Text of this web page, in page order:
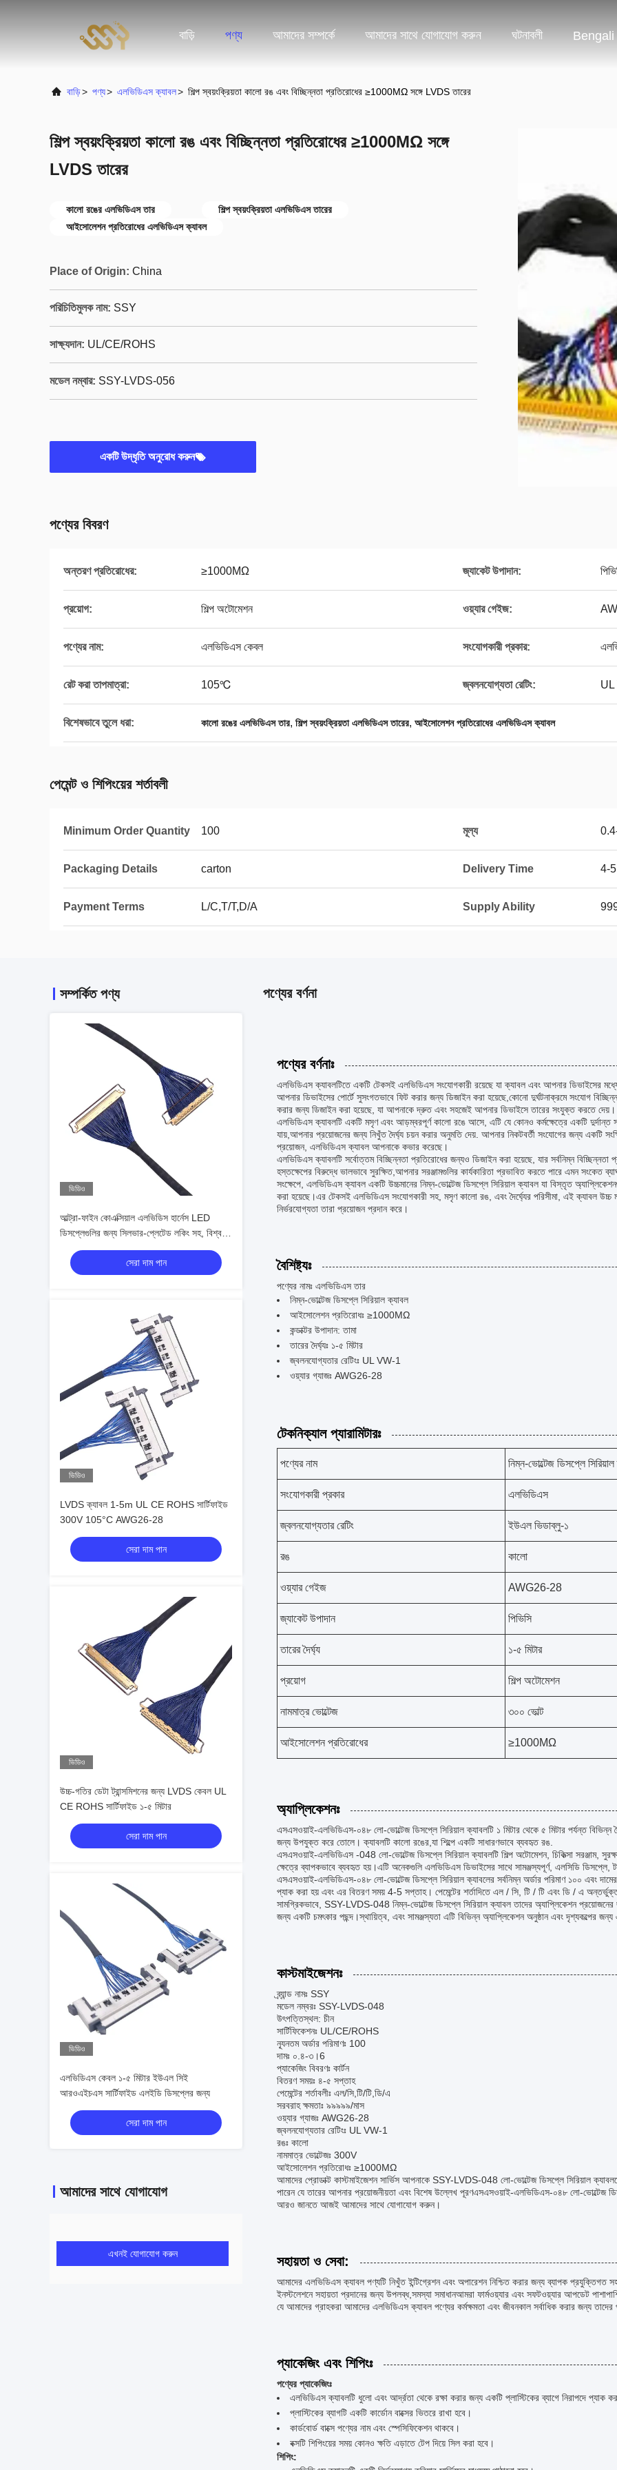
বাড়ি পণ্য আমাদের সম্পর্কে আমাদের সাথে যোগাযোগ করুন ঘটনাবলী Bengali
বাড়ি> পণ্য> এলভিডিএস ক্যাবল> শিল্প স্বয়ংক্রিয়তা কালো রঙ এবং বিচ্ছিন্নতা প্রতিরোধের ≥1000MΩ সঙ্গে LVDS তারের
শিল্প স্বয়ংক্রিয়তা কালো রঙ এবং বিচ্ছিন্নতা প্রতিরোধের ≥1000MΩ সঙ্গে
LVDS তারের
কালো রঙের এলভিডিএস তার
শিল্প স্বয়ংক্রিয়তা এলভিডিএস তারের
আইসোলেশন প্রতিরোধের এলভিডিএস ক্যাবল
Place of Origin: China
পরিচিতিমুলক নাম: SSY
সাক্ষ্যদান: UL/CE/ROHS
মডেল নম্বার: SSY-LVDS-056
একটি উদ্ধৃতি অনুরোধ করুন
পণ্যের বিবরণ
অন্তরণ প্রতিরোধের: ≥1000MΩ জ্যাকেট উপাদান:
প্রয়োগ: শিল্প অটোমেশন ওয়্যার গেইজ:
পণ্যের নাম: এলভিডিএস কেবল সংযোগকারী প্রকার:
রেট করা তাপমাত্রা: 105℃ জ্বলনযোগ্যতা রেটিং: UL
বিশেষভাবে তুলে ধরা: কালো রঙের এলভিডিএস তার, শিল্প স্বয়ংক্রিয়তা এলভিডিএস তারের, আইসোলেশন প্রতিরোধের এলভিডিএস ক্যাবল
পেমেন্ট ও শিপিংয়ের শর্তাবলী
Minimum Order Quantity 100 মূল্য
Packaging Details carton Delivery Time 4-
Payment Terms L/C,T/T,D/A Supply Ability
সম্পর্কিত পণ্য
ভিডিও
আল্ট্রা-ফাইন কোএক্সিয়াল এলভিডিস হার্নেস LED
ডিসপ্লেগুলির জন্য সিলভার-প্লেটেড লকিং সহ, বিশ্বস্ত
তারের হার্নেস প্রস্তুতকারক
সেরা দাম পান
ভিডিও
LVDS ক্যাবল 1-5m UL CE ROHS সার্টিফাইড
300V 105°C AWG26-28
সেরা দাম পান
ভিডিও
উচ্চ-গতির ডেটা ট্রান্সমিশনের জন্য LVDS কেবল UL
CE ROHS সার্টিফাইড ১-৫ মিটার
সেরা দাম পান
ভিডিও
এলভিডিএস কেবল ১-৫ মিটার ইউএল সিই
আরওএইচএস সার্টিফাইড এলইডি ডিসপ্লের জন্য
সেরা দাম পান
আমাদের সাথে যোগাযোগ
এখনই যোগাযোগ করুন
পণ্যের বর্ণনা
পণ্যের বর্ণনাঃ
এলভিডিএস ক্যাবলটিতে একটি টেকসই এলভিডিএস সংযোগকারী রয়েছে যা ক্যাবল এবং আপনার ডিভাইসের
আপনার ডিভাইসের পোর্টে সুসংগতভাবে ফিট করার জন্য ডিজাইন করা হয়েছে,কোনো দুর্ঘটনাক্রমে সংযোগ
করার জন্য ডিজাইন করা হয়েছে, যা আপনাকে দ্রুত এবং সহজেই আপনার ডিভাইসে তারের সংযুক্ত করতে দেয়।
এলভিডিএস ক্যাবলটি একটি মসৃণ এবং আড়ম্বরপূর্ণ কালো রঙে আসে, এটি যে কোনও কর্মক্ষেত্রে একটি দুর্দান্ত
যায়,আপনার প্রয়োজনের জন্য নিখুঁত দৈর্ঘ্য চয়ন করার অনুমতি দেয়. আপনার নিকটবর্তী সংযোগের জন্য একটি
প্রয়োজন, এলভিডিএস ক্যাবল আপনাকে কভার করেছে।
এলভিডিএস ক্যাবলটি সর্বোত্তম বিচ্ছিন্নতা প্রতিরোধের জন্যও ডিজাইন করা হয়েছে, যার সর্বনিম্ন
হস্তক্ষেপের বিরুদ্ধে ভালভাবে সুরক্ষিত,আপনার সরঞ্জামগুলির কার্যকারিতা প্রভাবিত করতে পারে এমন সংকেত
সংক্ষেপে, এলভিডিএস ক্যাবল একটি উচ্চমানের নিম্ন-ভোল্টেজ ডিসপ্লে সিরিয়াল ক্যাবল যা বিস্তৃত
করা হয়েছে।এর টেকসই এলভিডিএস সংযোগকারী সহ, মসৃণ কালো রঙ, এবং দৈর্ঘ্যের পরিসীমা, এই ক্যাবল উচ্চ
নির্ভরযোগ্যতা তারা প্রয়োজন প্রদান করে।
বৈশিষ্ট্যঃ
পণ্যের নামঃ এলভিডিএস তার
নিম্ন-ভোল্টেজ ডিসপ্লে সিরিয়াল ক্যাবল
আইসোলেশন প্রতিরোধঃ ≥1000MΩ
কন্ডাক্টর উপাদান: তামা
তারের দৈর্ঘ্যঃ ১-৫ মিটার
জ্বলনযোগ্যতার রেটিংঃ UL VW-1
ওয়্যার গ্যাজঃ AWG26-28
টেকনিক্যাল প্যারামিটারঃ
পণ্যের নাম নিম্ন-ভোল্টেজ ডিসপ্লে
সংযোগকারী প্রকার এলভিডিএস
জ্বলনযোগ্যতার রেটিং ইউএল ভিডাব্লু-১
রঙ কালো
ওয়্যার গেইজ AWG26-28
জ্যাকেট উপাদান পিভিসি
তারের দৈর্ঘ্য ১-৫ মিটার
প্রয়োগ শিল্প অটোমেশন
নামমাত্র ভোল্টেজ ৩০০ ভোল্ট
আইসোলেশন প্রতিরোধের ≥1000MΩ
অ্যাপ্লিকেশনঃ
এসএসওয়াই-এলভিডিএস-০৪৮ লো-ভোল্টেজ ডিসপ্লে সিরিয়াল ক্যাবলটি ১ মিটার থেকে ৫ মিটার পর্যন্ত বিভিন্ন
জন্য উপযুক্ত করে তোলে। ক্যাবলটি কালো রঙের,যা শিল্পে একটি সাধারণভাবে ব্যবহৃত রঙ.
এসএসওয়াই-এলভিডিএস -048 লো-ভোল্টেজ ডিসপ্লে সিরিয়াল ক্যাবলটি শিল্প অটোমেশন, চিকিত্সা সরঞ্জাম,
ক্ষেত্রে ব্যাপকভাবে ব্যবহৃত হয়।এটি অনেকগুলি এলভিডিএস ডিভাইসের সাথে সামঞ্জস্যপূর্ণ, এলসিডি ডিসপ্লে,
এসএসওয়াই-এলভিডিএস-০৪৮ লো-ভোল্টেজ ডিসপ্লে সিরিয়াল ক্যাবলের সর্বনিম্ন অর্ডার পরিমাণ ১০০ এবং
প্যাক করা হয় এবং এর বিতরণ সময় 4-5 সপ্তাহ। পেমেন্টের শর্তাদিতে এল / সি, টি / টি এবং ডি / এ
সামগ্রিকভাবে, SSY-LVDS-048 নিম্ন-ভোল্টেজ ডিসপ্লে সিরিয়াল ক্যাবল তাদের অ্যাপ্লিকেশন
জন্য একটি চমৎকার পছন্দ।স্থায়িত্ব, এবং সামঞ্জস্যতা এটি বিভিন্ন অ্যাপ্লিকেশন অনুষ্ঠান এবং দৃশ্যকল্পের
কাস্টমাইজেশনঃ
ব্র্যান্ড নামঃ SSY
মডেল নম্বরঃ SSY-LVDS-048
উৎপত্তিস্থল: চীন
সার্টিফিকেশনঃ UL/CE/ROHS
ন্যূনতম অর্ডার পরিমাণঃ 100
দামঃ ০.৪-৩।6
প্যাকেজিং বিবরণঃ কার্টন
বিতরণ সময়ঃ ৪-৫ সপ্তাহ
পেমেন্টের শর্তাবলীঃ এল/সি,টি/টি,ডি/এ
সরবরাহ ক্ষমতাঃ ৯৯৯৯৯/মাস
ওয়্যার গ্যাজঃ AWG26-28
জ্বলনযোগ্যতার রেটিংঃ UL VW-1
রঙঃ কালো
নামমাত্র ভোল্টেজঃ 300V
আইসোলেশন প্রতিরোধঃ ≥1000MΩ
আমাদের প্রোডাক্ট কাস্টমাইজেশন সার্ভিস আপনাকে SSY-LVDS-048 লো-ভোল্টেজ ডিসপ্লে সিরিয়াল
পারেন যে তারের আপনার প্রয়োজনীয়তা এবং বিশেষ উল্লেখ পূরণএসএসওয়াই-এলভিডিএস-০৪৮ লো-ভোল্টেজ
আরও জানতে আজই আমাদের সাথে যোগাযোগ করুন।
সহায়তা ও সেবা:
আমাদের এলভিডিএস ক্যাবল পণ্যটি নিখুঁত ইন্টিগ্রেশন এবং অপারেশন নিশ্চিত করার জন্য ব্যাপক প্রযুক্তিগত
ইনস্টলেশনে সহায়তা প্রদানের জন্য উপলব্ধ,সমস্যা সমাধানআমরা ফার্মওয়্যার এবং সফটওয়্যার আপডেট
যে আমাদের গ্রাহকরা আমাদের এলভিডিএস ক্যাবল পণ্যের কর্মক্ষমতা এবং জীবনকাল সর্বাধিক করার জন্য
প্যাকেজিং এবং শিপিংঃ
পণ্যের প্যাকেজিংঃ
এলভিডিএস ক্যাবলটি ধুলো এবং আর্দ্রতা থেকে রক্ষা করার জন্য একটি প্লাস্টিকের ব্যাগে নিরাপদে প্যাক
প্লাস্টিকের ব্যাগটি একটি কার্ডোন বাক্সের ভিতরে রাখা হবে।
কার্ডবোর্ড বাক্সে পণ্যের নাম এবং স্পেসিফিকেশন থাকবে।
বক্সটি শিপিংয়ের সময় কোনও ক্ষতি এড়াতে টেপ দিয়ে সিল করা হবে।
শিপিং: